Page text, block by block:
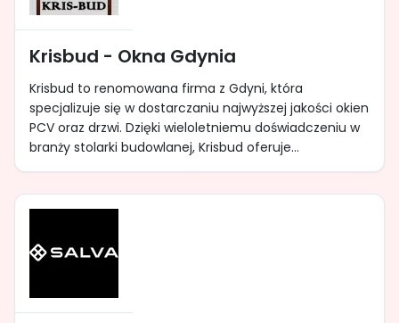
Krisbud - Okna Gdynia
Krisbud to renomowana firma z Gdyni, która
specjalizuje się w dostarczaniu najwyższej jakości okien
PCV oraz drzwi. Dzięki wieloletniemu doświadczeniu w
branży stolarki budowlanej, Krisbud oferuje...